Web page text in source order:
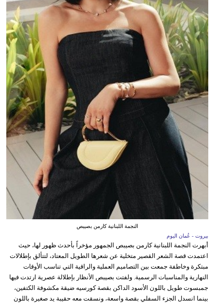
النجمة اللبنانية كارمن بصيبص
بيروت - عُمان اليوم
أبهرت النجمة اللبنانية كارمن بصيبص الجمهور مؤخراً بأحدث ظهور لها، حيث
اعتمدت قصة الشعر القصير متخلية عن شعرها الطويل المعتاد، لتتألق بإطلالات
مبتكرة وخاطفة جمعت بين التصاميم العملية والراقية التي تناسب الأوقات
النهارية والمناسبات الرسمية. ولفتت بصيبص الأنظار بإطلالة عصرية ارتدت فيها
جمبسوت طويل باللون الأسود الداكن بقصة كورسيه ضيقة مكشوفة الكتفين،
بينما انسدل الجزء السفلي بقصة واسعة، ونسقت معه حقيبة يد صغيرة باللون